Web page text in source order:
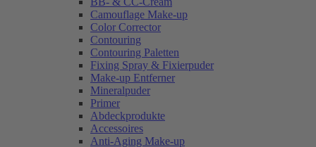
Camouflage Make-up
Color Corrector
Contouring
Contouring Paletten
Fixing Spray & Fixierpuder
Make-up Entferner
Mineralpuder
Primer
Abdeckprodukte
Accessoires
Anti-Aging Make-up